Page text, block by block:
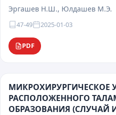
Эргашев Н.Ш., Юлдашев М.Э.
47-49 2025-01-03
PDF
МИКРОХИРУРГИЧЕСКОЕ
РАСПОЛОЖЕННОГО
ОБРАЗОВАНИЯ (СЛУЧАЙ